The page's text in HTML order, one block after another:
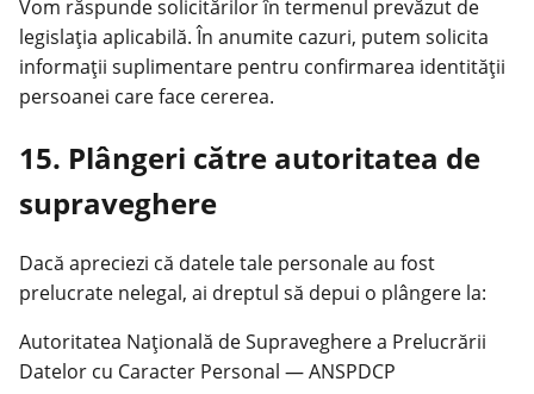
Vom răspunde solicitărilor în termenul prevăzut de
legislația aplicabilă. În anumite cazuri, putem solicita
informații suplimentare pentru confirmarea identității
persoanei care face cererea.
15. Plângeri către autoritatea de
supraveghere
Dacă apreciezi că datele tale personale au fost
prelucrate nelegal, ai dreptul să depui o plângere la:
Autoritatea Națională de Supraveghere a Prelucrării
Datelor cu Caracter Personal — ANSPDCP